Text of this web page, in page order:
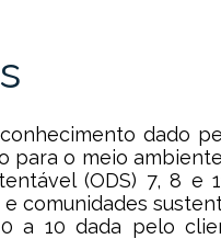
dado
para o meio
(ODS) 7, 8 e
comunidades
a 10 dada pelo